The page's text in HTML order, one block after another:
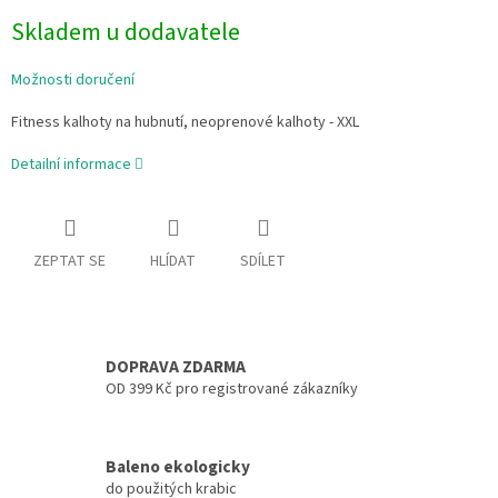
cena:
Skladem u dodavatele
Možnosti doručení
Fitness kalhoty na hubnutí, neoprenové kalhoty - XXL
Detailní informace
ZEPTAT SE HLÍDAT SDÍLET
DOPRAVA ZDARMA
OD 399 Kč pro registrované zákazníky
Baleno ekologicky
do použitých krabic